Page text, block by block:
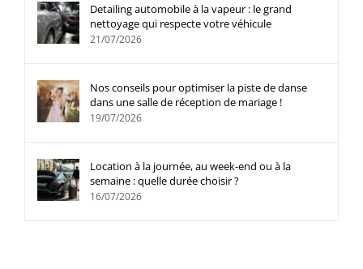
Detailing automobile à la vapeur : le grand
nettoyage qui respecte votre véhicule
21/07/2026
Nos conseils pour optimiser la piste de danse
dans une salle de réception de mariage !
19/07/2026
Location à la journée, au week-end ou à la
semaine : quelle durée choisir ?
16/07/2026